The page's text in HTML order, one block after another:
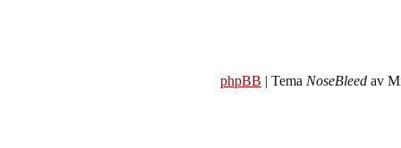
phpBB | Tema NoseBleed av